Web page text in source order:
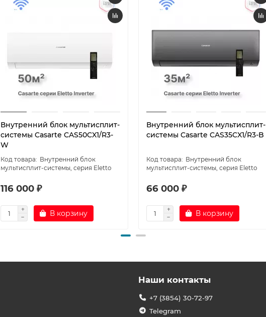
Внутренний блок мультисплит-
системы Casarte CAS50CX1/R3-
W
Внутренний блок
мультисплит-системы, серия Eletto
116 000 ₽
В корзину
Внутренний блок мультисплит-
системы Casarte CAS35CX1/R3-B
Внутренний блок
мультисплит-системы, серия Eletto
66 000 ₽
В корзину
Наши контакты
+7 (3854) 30-72-97
Telegram